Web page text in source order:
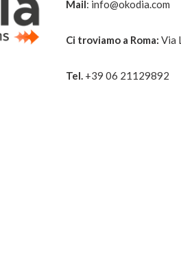
Mail: info@okodia.com
Ci troviamo a Roma: Via
Tel. +39 06 21129892